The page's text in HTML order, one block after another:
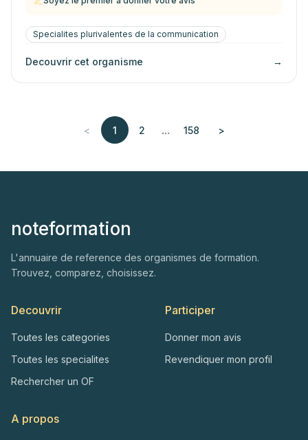
Specialites plurivalentes de la communication
Decouvrir cet organisme →
< 1 2 ... 158 >
noteformation
L'annuaire de reference des organismes de formation.
Trouvez, comparez, choisissez.
Decouvrir
Toutes les categories
Toutes les specialites
Rechercher un OF
Participer
Donner mon avis
Revendiquer mon profil
A propos